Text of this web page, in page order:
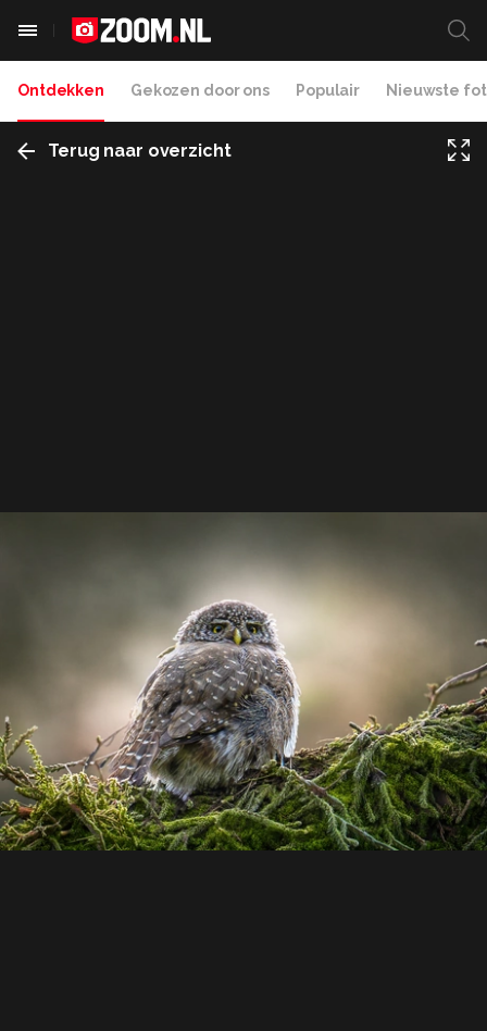
Ontdekken Gekozen door ons Populair Nieuwste
Terug naar overzicht